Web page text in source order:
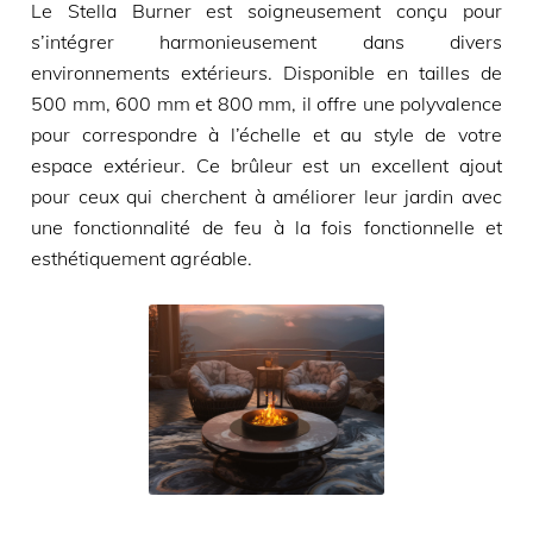
Le Stella Burner est soigneusement conçu pour
s’intégrer harmonieusement dans divers
environnements extérieurs. Disponible en tailles de
500 mm, 600 mm et 800 mm, il offre une polyvalence
pour correspondre à l’échelle et au style de votre
espace extérieur. Ce brûleur est un excellent ajout
pour ceux qui cherchent à améliorer leur jardin avec
une fonctionnalité de feu à la fois fonctionnelle et
esthétiquement agréable.